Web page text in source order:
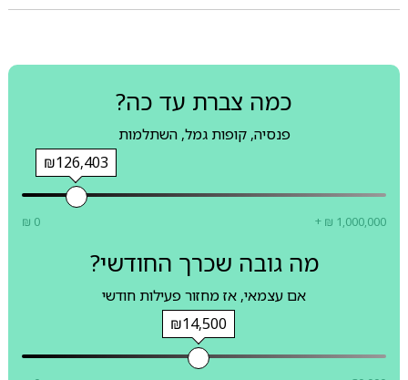
כמה צברת עד כה?
פנסיה, קופות גמל, השתלמות
₪126,403
₪ 0 + ₪ 1,000,000
מה גובה שכרך החודשי?
אם עצמאי, אז מחזור פעילות חודשי
₪14,500